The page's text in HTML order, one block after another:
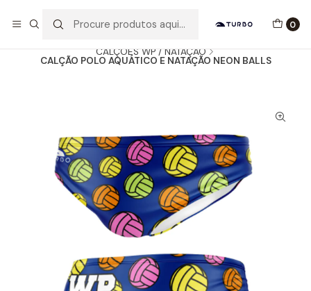
0
CALÇÕES WP / NATAÇÃO
CALÇÃO POLO AQUÁTICO E NATAÇÃO NEON BALLS